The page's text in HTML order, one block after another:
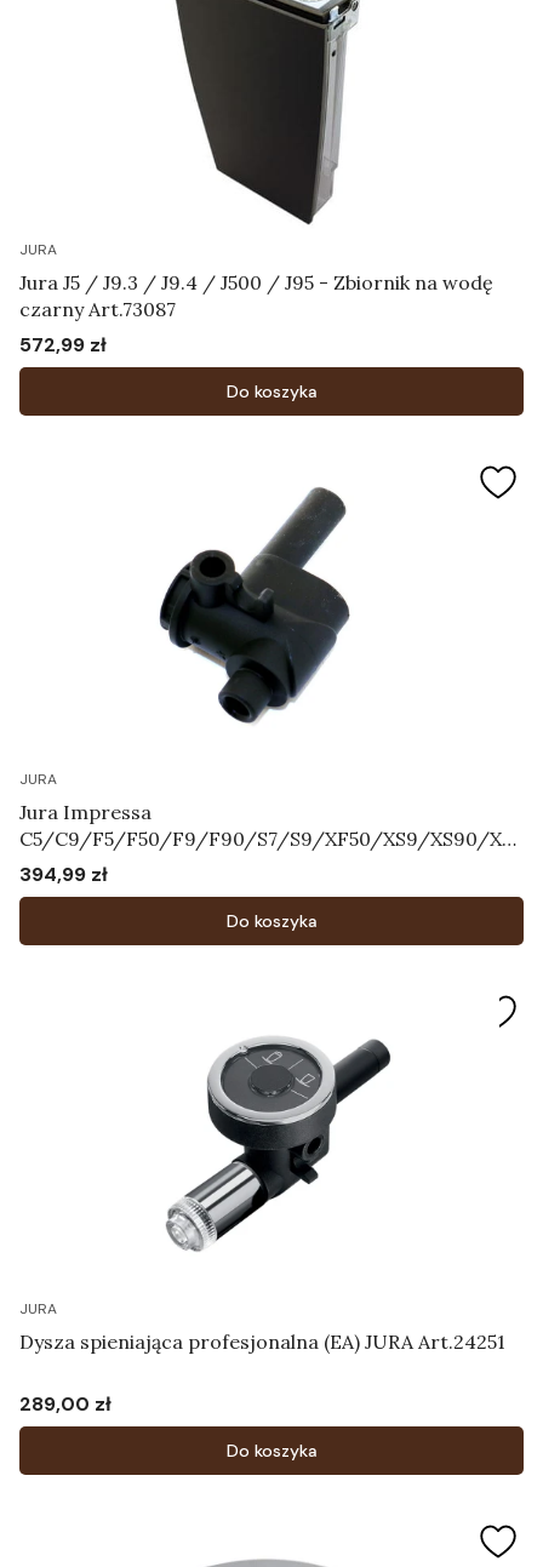
JURA
Jura J5 / J9.3 / J9.4 / J500 / J95 - Zbiornik na wodę
czarny Art.73087
Cena
572,99 zł
Do koszyka
JURA
Jura Impressa
C5/C9/F5/F50/F9/F90/S7/S9/XF50/XS9/XS90/XS
95 - Korpus systemu mleka Art.64606
Cena
394,99 zł
Do koszyka
JURA
Dysza spieniająca profesjonalna (EA) JURA Art.24251
Cena
289,00 zł
Do koszyka